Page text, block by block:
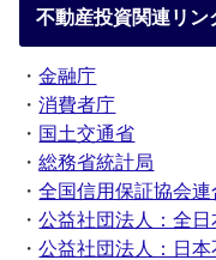
不動産投資関連リン
・金融庁
・消費者庁
・ 国土交通省
・総務省統計局
・全国信用保証協会連
・公益社団法人：全
・公益社団法人：日